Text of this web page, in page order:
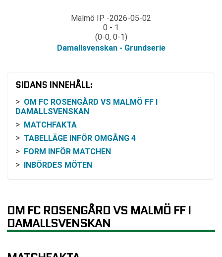
Malmö IP 2026-05-02
0 - 1
(0-0, 0-1)
Damallsvenskan - Grundserie
SIDANS INNEHÅLL:
OM FC ROSENGÅRD VS MALMÖ FF I
DAMALLSVENSKAN
MATCHFAKTA
TABELLÄGE INFÖR OMGÅNG 4
FORM INFÖR MATCHEN
INBÖRDES MÖTEN
DET SOM ÄR KÄNT INFÖR AVSPARK
VANLIGA FRÅGOR OM FC ROSENGÅRD VS
MALMÖ FF
RELATERADE NYHETER
OM FC ROSENGÅRD VS MALMÖ FF I
DAMALLSVENSKAN